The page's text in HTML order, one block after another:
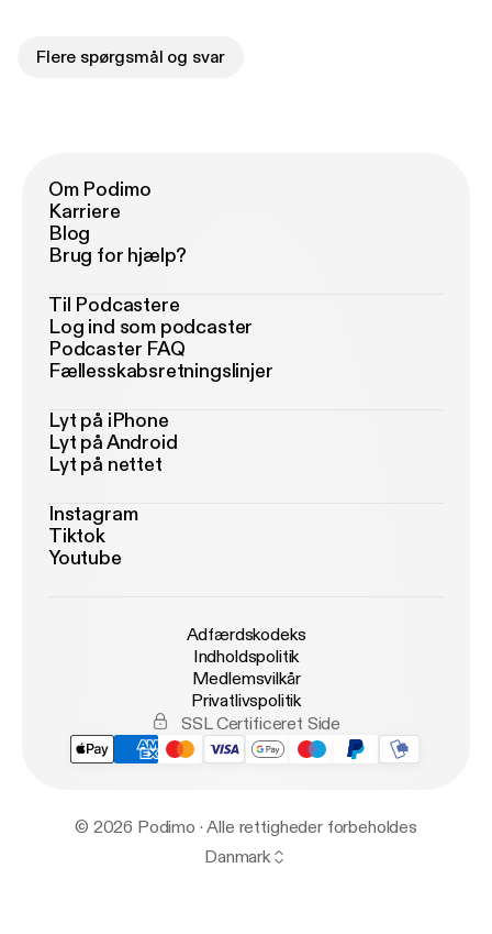
Flere spørgsmål og svar
Om Podimo
Karriere
Blog
Brug for hjælp?
Til Podcastere
Log ind som podcaster
Podcaster FAQ
Fællesskabsretningslinjer
Lyt på iPhone
Lyt på Android
Lyt på nettet
Instagram
Tiktok
Youtube
Adfærdskodeks
Indholdspolitik
Medlemsvilkår
Privatlivspolitik
SSL Certificeret Side
© 2026 Podimo · Alle rettigheder forbeholdes
Danmark